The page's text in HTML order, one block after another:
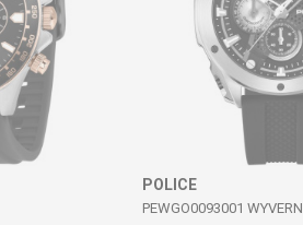
POLICE
PEWGO0093001 WYVERN